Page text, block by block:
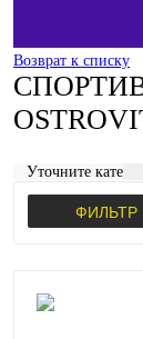
Возврат к списку
Уточните
ФИЛЬТР